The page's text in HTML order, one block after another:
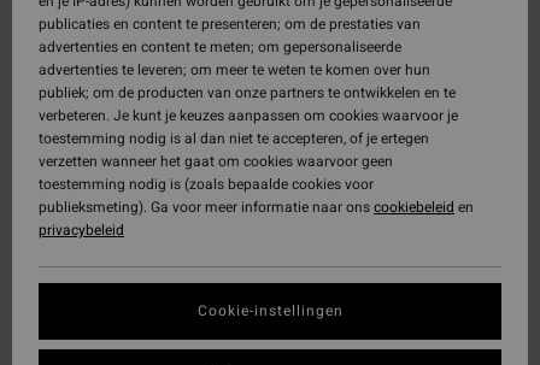
publicaties en content te presenteren; om de prestaties van
advertenties en content te meten; om gepersonaliseerde
advertenties te leveren; om meer te weten te komen over hun
publiek; om de producten van onze partners te ontwikkelen en te
verbeteren. Je kunt je keuzes aanpassen om cookies waarvoor je
toestemming nodig is al dan niet te accepteren, of je ertegen
verzetten wanneer het gaat om cookies waarvoor geen
toestemming nodig is (zoals bepaalde cookies voor
publieksmeting). Ga voor meer informatie naar onscookiebeleid en
privacybeleid
Cookie-instellingen